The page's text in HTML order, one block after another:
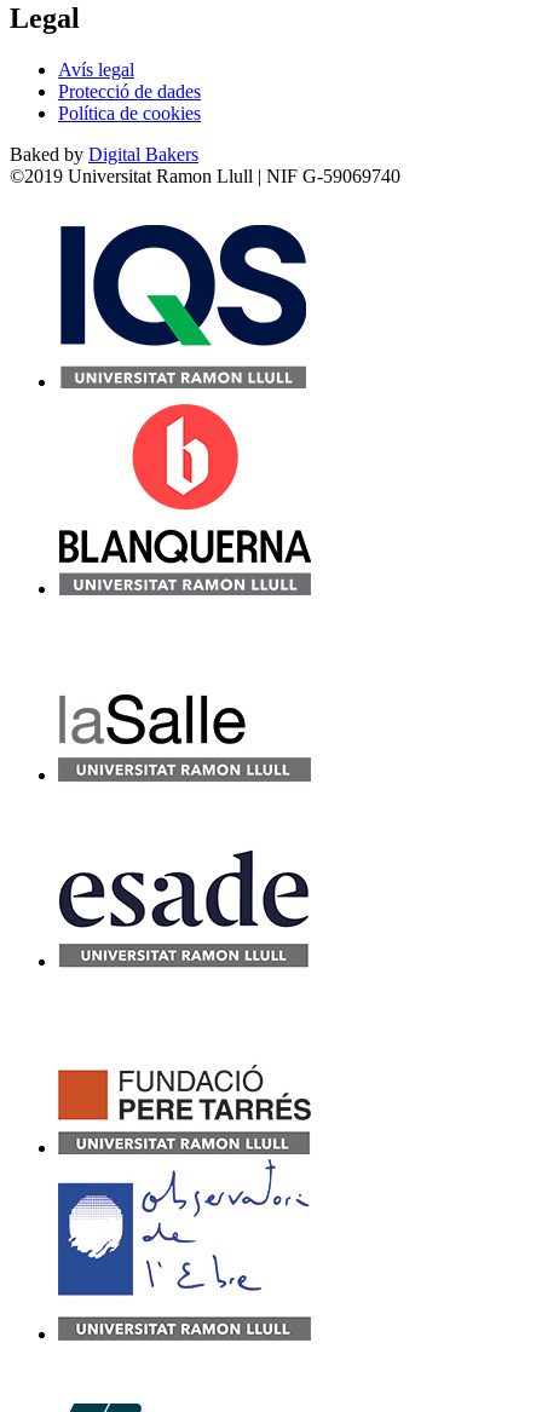
Legal
Avís legal
Protecció de dades
Política de cookies
Baked by Digital Bakers
©2019 Universitat Ramon Llull | NIF G-59069740